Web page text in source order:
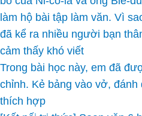
làm hộ bài tập làm văn. Vì
đã kể ra nhiều người bạn
cảm thấy khó viết
Trong bài học này, em đã
chỉnh. Kẻ bảng vào vở, đánh
thích hợp